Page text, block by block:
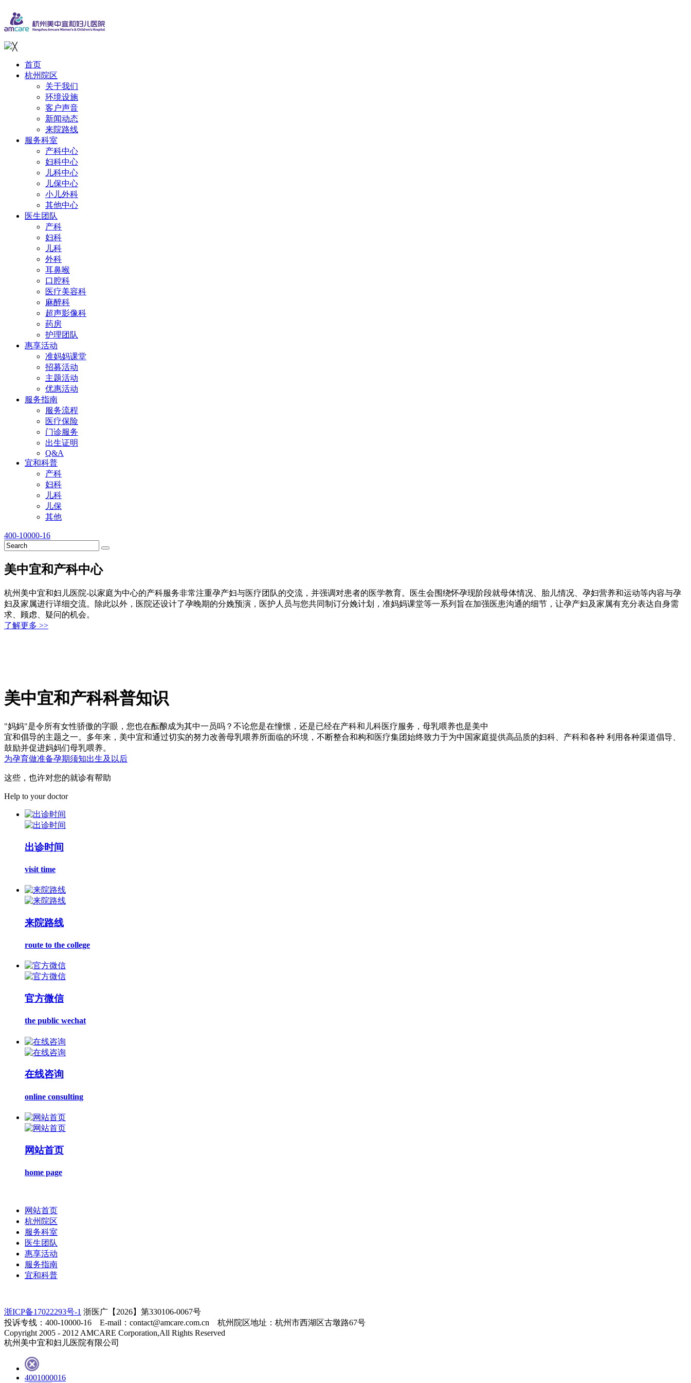
╳
首页
杭州院区
关于我们
环境设施
客户声音
新闻动态
来院路线
服务科室
产科中心
妇科中心
儿科中心
儿保中心
小儿外科
其他中心
医生团队
产科
妇科
儿科
外科
耳鼻喉
口腔科
医疗美容科
麻醉科
超声影像科
药房
护理团队
惠享活动
准妈妈课堂
招募活动
主题活动
优惠活动
服务指南
服务流程
医疗保险
门诊服务
出生证明
Q&A
宜和科普
产科
妇科
儿科
儿保
其他
400-10000-16
美中宜和产科中心
杭州美中宜和妇儿医院-以家庭为中心的产科服务非常注重孕产妇与医疗团队的交流，并强调对患者的医学教育。医生会围绕怀孕现阶段就母体情况、胎儿情况、孕妇营养和运动等内容与孕
妇及家属进行详细交流。除此以外，医院还设计了孕晚期的分娩预演，医护人员与您共同制订分娩计划，准妈妈课堂等一系列旨在加强医患沟通的细节，让孕产妇及家属有充分表达自身需
求、顾虑、疑问的机会。
了解更多 >>
美中宜和产科科普知识
"妈妈"是令所有女性骄傲的字眼，您也在酝酿成为其中一员吗？不论您是在憧憬，还是已经在产科和儿科医疗服务，母乳喂养也是美中
宜和倡导的主题之一。多年来，美中宜和通过切实的努力改善母乳喂养所面临的环境，不断整合和构和医疗集团始终致力于为中国家庭提供高品质的妇科、产科和各种 利用各种渠道倡导、
鼓励并促进妈妈们母乳喂养。
为孕育做准备孕期须知出生及以后
这些，也许对您的就诊有帮助
Help to your doctor
出诊时间
visit time
来院路线
route to the college
官方微信
the public wechat
在线咨询
online consulting
网站首页
home page
网站首页
杭州院区
服务科室
医生团队
惠享活动
服务指南
宜和科普
浙ICP备17022293号-1 浙医广【2026】第330106-0067号
投诉专线：400-10000-16 E-mail：contact@amcare.com.cn 杭州院区地址：杭州市西湖区古墩路67号
Copyright 2005 - 2012 AMCARE Corporation,All Rights Reserved
杭州美中宜和妇儿医院有限公司
4001000016